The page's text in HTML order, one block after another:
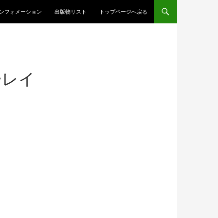
フォメーション
出版物リスト トップページへ戻る
イ